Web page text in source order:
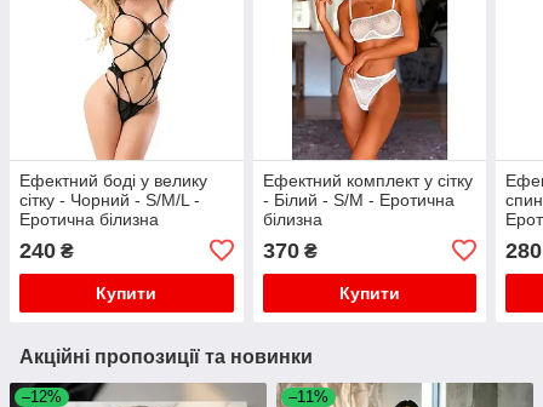
Ефектний боді у велику
сітку - Чорний - S/M/L -
Еротична білизна
240 ₴
Купити
Ефектний комплект у сітку
- Білий - S/M - Еротична
білизна
370₴
Купити
280
Акційні пропозиції та новинки
–12% –11%